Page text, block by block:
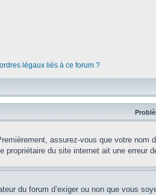
légaux liés à ce forum ?
assurez-vous que votre
du site internet ait une erreur
du forum d’exiger ou non que vous